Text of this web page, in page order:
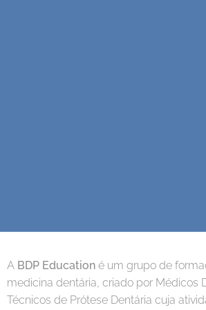
A BDP Education é um grupo de
medicina dentária, criado por Médicos
Técnicos de Prótese Dentária cuja